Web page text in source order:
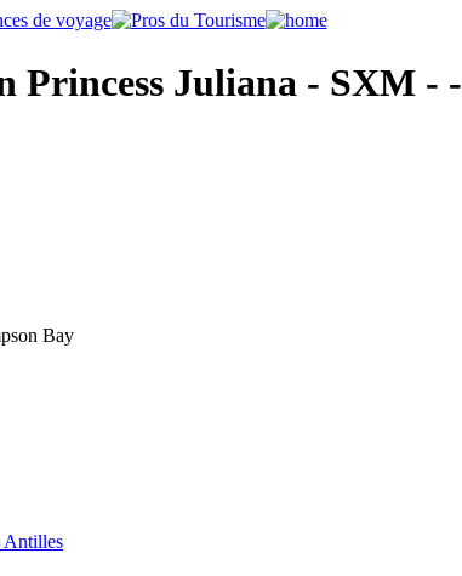
Princess Juliana - SXM - -
Bay
Antilles